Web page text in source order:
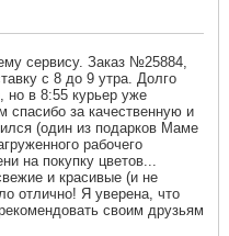
сервису. Заказ №25884,
с 8 до 9 утра. Долго
но в 8:55 курьер уже
за качественную и
(один из подарков Маме
рабочего
на покупку цветов...
и красивые (и не
отлично! Я уверена, что
своим друзьям